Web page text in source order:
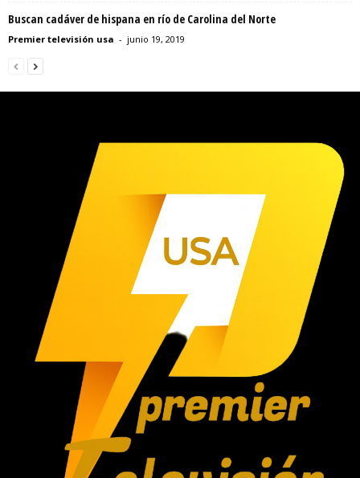
Buscan cadáver de hispana en río de Carolina del Norte
Premier televisión usa - junio 19, 2019